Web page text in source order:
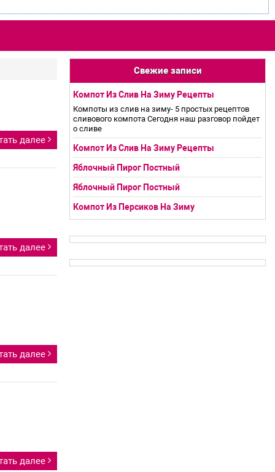
далее
далее
далее
далее
Свежие записи
Компот Из Слив На Зиму Рецепты
Компоты из слив на зиму- 5 простых рецептов
сливового компота Сегодня наш разговор пойдет
о сливе
Компот Из Слив На Зиму Рецепты
Яблочный Пирог Постный
Яблочный Пирог Постный
Компот Из Персиков На Зиму